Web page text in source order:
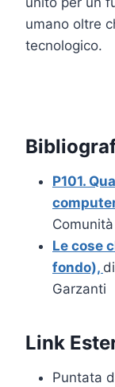
umano oltre
tecnologico.
P101.
Comunità
Le cose
fondo),
Garzanti
Link
Puntata